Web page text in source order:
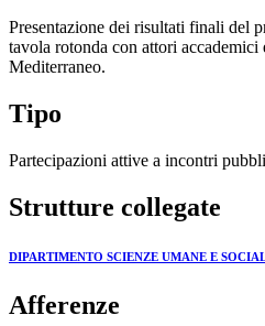
Presentazione dei risultati finali del
tavola rotonda con attori
Mediterraneo.
Tipo
Partecipazioni attive a incontri
Strutture collegate
DIPARTIMENTO SCIENZE UMANE E
Afferenze